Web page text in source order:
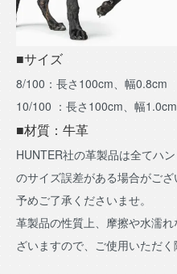
■サイズ
8/100：長さ100cm、幅0.8cm
10/100 ：長さ100cm、幅1.0cm
■材質：牛革
HUNTER社の革製品は全てハ
のサイズ誤差がある場合がござ
予めご了承くださいませ。
革製品の性質上、摩擦や水濡
ざいますので、ご使用いただく